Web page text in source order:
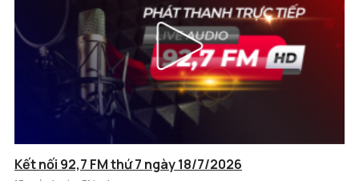
Kết nối 92,7 FM thứ 7 ngày 18/7/2026